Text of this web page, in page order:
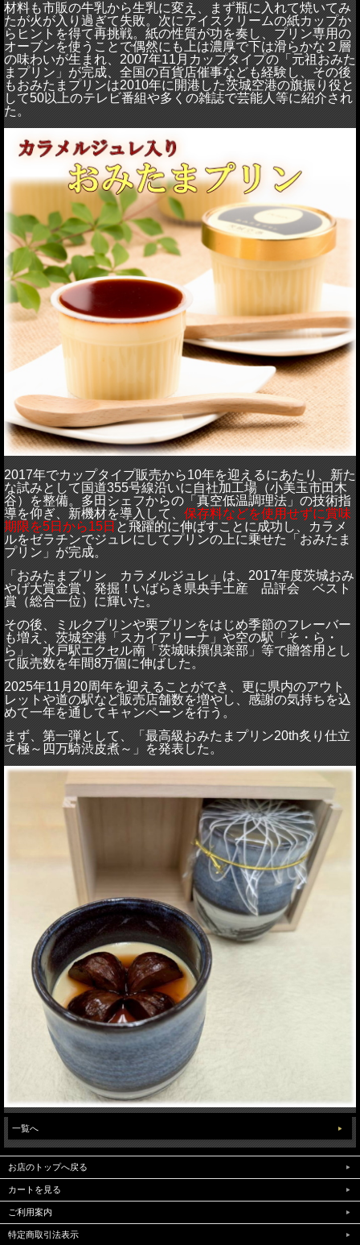
材料も市販の牛乳から生乳に変え、まず瓶に入れて焼いてみ
たが火が入り過ぎて失敗。次にアイスクリームの紙カップか
らヒントを得て再挑戦。紙の性質が功を奏し、プリン専用の
オーブンを使うことで偶然にも上は濃厚で下は滑らかな２層
の味わいが生まれ、 2007年11月カップタイプの「元祖おみた
まプリン」が完成、全国の百貨店催事なども経験し、その後
もおみたまプリンは2010年に開港した茨城空港の旗振り役と
して50以上のテレビ番組や多くの雑誌で芸能人等に紹介され
た。
2017年でカップタイプ販売から10年を迎えるにあたり、新た
な試みとして国道355号線沿いに自社加工場（小美玉市田木
谷）を整備。多田シェフからの「真空低温調理法」の技術指
導を仰ぎ、新機材を導入して、 保存料などを使用せずに賞味
期限を5日から15日 と飛躍的に伸ばすことに成功し、カラメ
ルをゼラチンでジュレにしてプリンの上に乗せた「おみたま
プリン」が完成。
「おみたまプリン カラメルジュレ」は、 2017年度茨城おみ
やげ大賞金賞、発掘！いばらき県央手土産 品評会 ベスト
賞（総合一位）に輝いた。
その後、ミルクプリンや栗プリンをはじめ季節のフレーバー
も増え 、茨城空港「スカイアリーナ」や空の駅「そ・ら・
ら」、水戸駅エクセル南「茨城味撰倶楽部」等で贈答用とし
て販売数を年間8万個に伸ばした。
2025年11 月 20周年を迎えることができ、更に県内のアウト
レットや道の駅など販売店舗数を増やし、感謝の気持ちを込
めて一年を通してキャンペーンを行う。
まず、第一弾として、「最高級おみたまプリン20th炙り仕立
て極～四万騎渋皮煮～」を発表した。
一覧へ
お店のトップへ戻る
カートを見る
ご利用案内
特定商取引法表示